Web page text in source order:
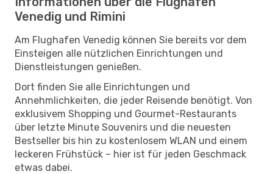
Venedig und Rimini
Am Flughafen Venedig können Sie bereits vor dem
Einsteigen alle nützlichen Einrichtungen und
Dienstleistungen genießen.
Dort finden Sie alle Einrichtungen und
Annehmlichkeiten, die jeder Reisende benötigt. Von
exklusivem Shopping und Gourmet-Restaurants
über letzte Minute Souvenirs und die neuesten
Bestseller bis hin zu kostenlosem WLAN und einem
leckeren Frühstück – hier ist für jeden Geschmack
etwas dabei.